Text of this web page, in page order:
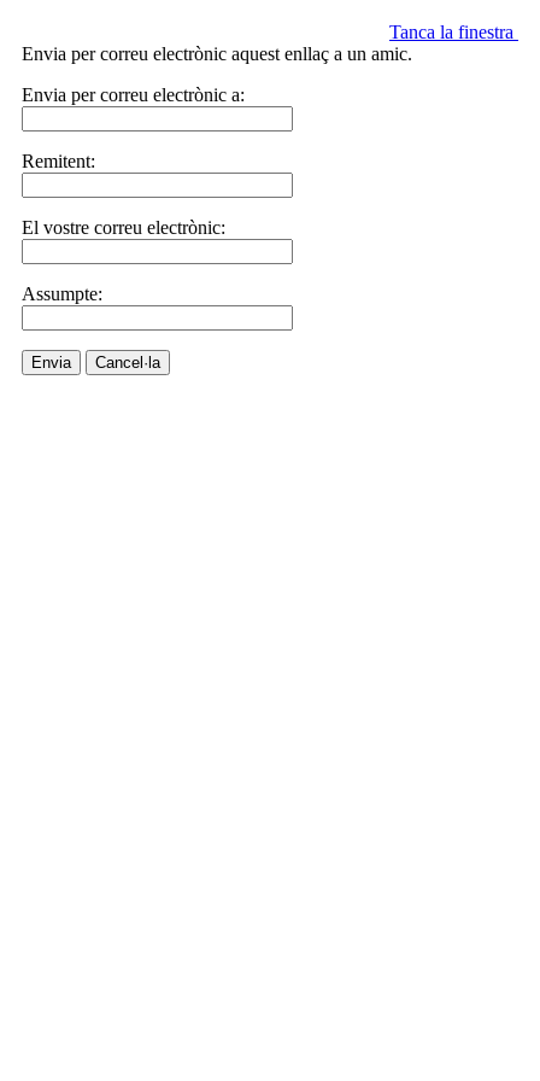
Tanca la finestra
Envia per correu electrònic aquest enllaç a un amic.
Envia per correu electrònic a:
Remitent:
El vostre correu electrònic:
Assumpte:
Envia Cancel·la